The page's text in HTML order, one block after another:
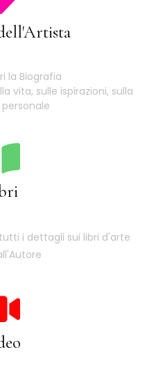
la Biografia
vita, sulle ispirazioni, sulla
i dettagli sui libri d'arte